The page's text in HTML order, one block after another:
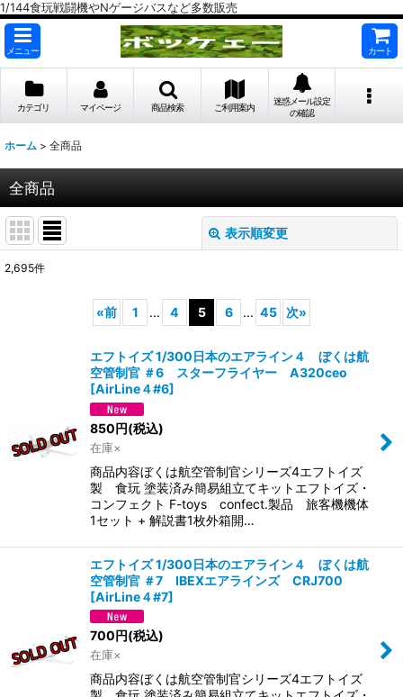
1/144食玩戦闘機やNゲージバスなど多数販売
メニュー カート
カテゴリ マイページ 商品検索 ご利用案内
迷惑メール設定
の確認
ホーム > 全商品
全商品
表示順変更
2,695件
«前 1 ... 4 5 6 ... 45 次»
エフトイズ 1/300日本のエアライン４ ぼくは航
空管制官 ＃6 スターフライヤー A320ceo
[AirLine４#6]
850円(税込)
在庫×
商品内容ぼくは航空管制官シリーズ4エフトイズ
製 食玩 塗装済み簡易組立てキットエフトイズ・
コンフェクト F-toys confect.製品 旅客機機体
1セット + 解説書1枚外箱開…
エフトイズ 1/300日本のエアライン４ ぼくは航
空管制官 ＃7 IBEXエアラインズ CRJ700
[AirLine４#7]
700円(税込)
在庫×
商品内容ぼくは航空管制官シリーズ4エフトイズ